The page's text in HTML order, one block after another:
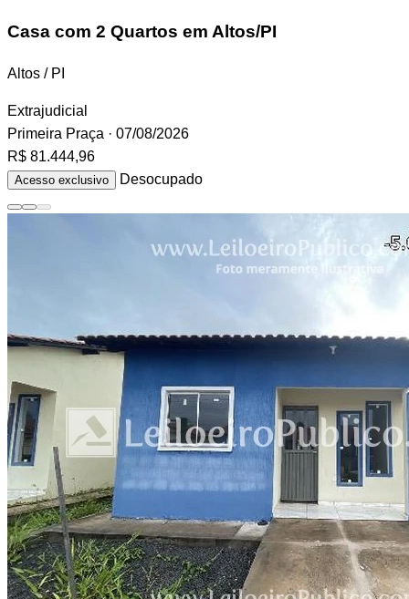
Casa com 2 Quartos em Altos/PI
Altos / PI
Extrajudicial
Primeira Praça · 07/08/2026
R$ 81.444,96
Acesso exclusivo Desocupado